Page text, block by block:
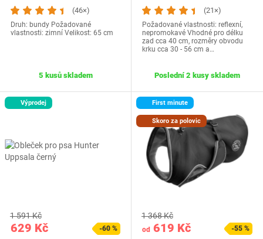
(46×)
Druh: bundy Požadované
vlastnosti: zimní Velikost: 65 cm
5 kusů skladem
(21×)
Požadované vlastnosti: reflexní,
nepromokavé Vhodné pro délku
zad cca 40 cm, rozměry obvodu
krku cca 30 - 56 cm a…
Poslední 2 kusy skladem
Výprodej
629 Kč
1 591 Kč
-60 %
First minute
Skoro za polovic
od 619 Kč
1 368 Kč
-55 %